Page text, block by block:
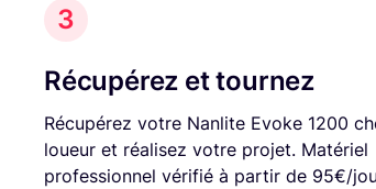
3
Récupérez et tournez
Récupérez votre Nanlite Evoke 1200
loueur et réalisez votre projet. Matériel
professionnel vérifié à partir de 95€/